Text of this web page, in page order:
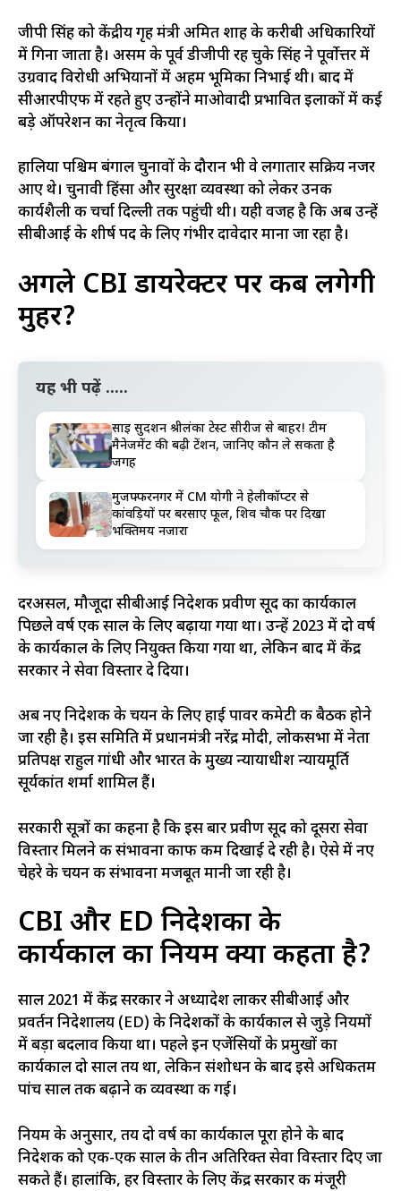
जीपी सिंह को केंद्रीय गृह मंत्री अमित शाह के करीबी अधिकारियों
में गिना जाता है। असम के पूर्व डीजीपी रह चुके सिंह ने पूर्वोत्तर में
उग्रवाद विरोधी अभियानों में अहम भूमिका निभाई थी। बाद में
सीआरपीएफ में रहते हुए उन्होंने माओवादी प्रभावित इलाकों में कई
बड़े ऑपरेशन का नेतृत्व किया।
हालिया पश्चिम बंगाल चुनावों के दौरान भी वे लगातार सक्रिय नजर
आए थे। चुनावी हिंसा और सुरक्षा व्यवस्था को लेकर उनकी
कार्यशैली की चर्चा दिल्ली तक पहुंची थी। यही वजह है कि अब उन्हें
सीबीआई के शीर्ष पद के लिए गंभीर दावेदार माना जा रहा है।
अगले CBI डायरेक्टर पर कब लगेगी
मुहर?
यह भी पढ़ें .....
साई सुदर्शन श्रीलंका टेस्ट सीरीज से बाहर! टीम
मैनेजमेंट की बढ़ी टेंशन, जानिए कौन ले सकता है
जगह
मुजफ्फरनगर में CM योगी ने हेलीकॉप्टर से
कांवड़ियों पर बरसाए फूल, शिव चौक पर दिखा
भक्तिमय नजारा
दरअसल, मौजूदा सीबीआई निदेशक प्रवीण सूद का कार्यकाल
पिछले वर्ष एक साल के लिए बढ़ाया गया था। उन्हें 2023 में दो वर्ष
के कार्यकाल के लिए नियुक्त किया गया था, लेकिन बाद में केंद्र
सरकार ने सेवा विस्तार दे दिया।
अब नए निदेशक के चयन के लिए हाई पावर कमेटी की बैठक होने
जा रही है। इस समिति में प्रधानमंत्री नरेंद्र मोदी, लोकसभा में नेता
प्रतिपक्ष राहुल गांधी और भारत के मुख्य न्यायाधीश न्यायमूर्ति
सूर्यकांत शर्मा शामिल हैं।
सरकारी सूत्रों का कहना है कि इस बार प्रवीण सूद को दूसरा सेवा
विस्तार मिलने की संभावना काफी कम दिखाई दे रही है। ऐसे में नए
चेहरे के चयन की संभावना मजबूत मानी जा रही है।
CBI और ED निदेशकों के
कार्यकाल का नियम क्या कहता है?
साल 2021 में केंद्र सरकार ने अध्यादेश लाकर सीबीआई और
प्रवर्तन निदेशालय (ED) के निदेशकों के कार्यकाल से जुड़े नियमों
में बड़ा बदलाव किया था। पहले इन एजेंसियों के प्रमुखों का
कार्यकाल दो साल तय था, लेकिन संशोधन के बाद इसे अधिकतम
पांच साल तक बढ़ाने की व्यवस्था की गई।
नियम के अनुसार, तय दो वर्ष का कार्यकाल पूरा होने के बाद
निदेशक को एक-एक साल के तीन अतिरिक्त सेवा विस्तार दिए जा
सकते हैं। हालांकि, हर विस्तार के लिए केंद्र सरकार की मंजूरी